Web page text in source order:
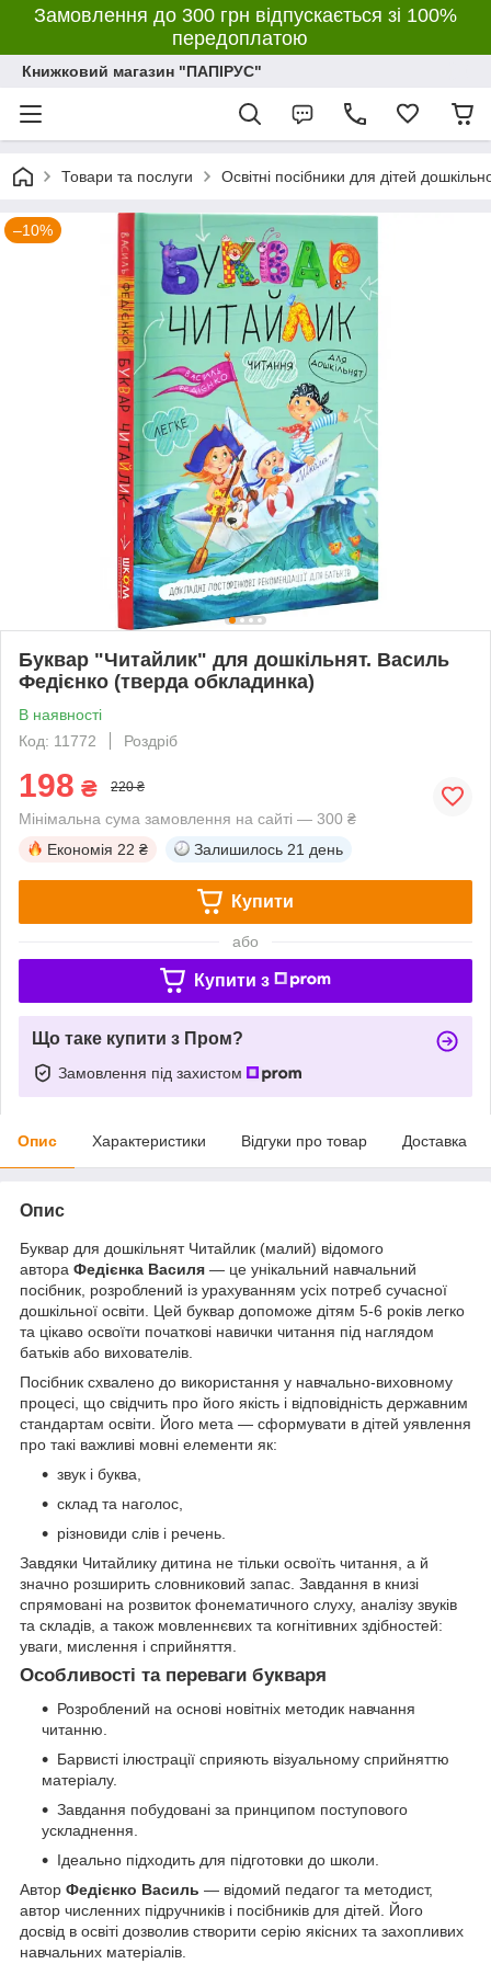
Замовлення до 300 грн відпускається зі 100%
передоплатою
Книжковий магазин "ПАПІРУС"
Товари та послуги Освітні посібники для дітей
–10%
Буквар "Читайлик" для дошкільнят. Василь
Федієнко (тверда обкладинка)
В наявності
Код: 11772
Роздріб
198 ₴ 220 ₴
Мінімальна сума замовлення на сайті — 300 ₴
Економія 22 ₴ Залишилось 21 день
Купити
або
Купити з
Що таке купити з Пром?
Замовлення під захистом
Опис Характеристики Відгуки про товар Доставка
Опис
Буквар для дошкільнят Читайлик (малий) відомого
автора Федієнка Василя — це унікальний навчальний
посібник, розроблений із урахуванням усіх потреб сучасної
дошкільної освіти. Цей буквар допоможе дітям 5-6 років легко
та цікаво освоїти початкові навички читання під наглядом
батьків або вихователів.
Посібник схвалено до використання у навчально-виховному
процесі, що свідчить про його якість і відповідність державним
стандартам освіти. Його мета — сформувати в дітей уявлення
про такі важливі мовні елементи як:
звук і буква,
склад та наголос,
різновиди слів і речень.
Завдяки Читайлику дитина не тільки освоїть читання, а й
значно розширить словниковий запас. Завдання в книзі
спрямовані на розвиток фонематичного слуху, аналізу звуків
та складів, а також мовленнєвих та когнітивних здібностей:
уваги, мислення і сприйняття.
Особливості та переваги букваря
Розроблений на основі новітніх методик навчання
читанню.
Барвисті ілюстрації сприяють візуальному сприйняттю
матеріалу.
Завдання побудовані за принципом поступового
ускладнення.
Ідеально підходить для підготовки до школи.
Автор Федієнко Василь — відомий педагог та методист,
автор численних підручників і посібників для дітей. Його
досвід в освіті дозволив створити серію якісних та захопливих
навчальних матеріалів.